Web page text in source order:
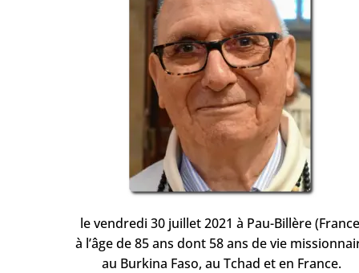
le vendredi 30 juillet 2021 à Pau-Billère
à l’âge de 85 ans dont 58 ans de vie
au Burkina Faso, au Tchad et en France.